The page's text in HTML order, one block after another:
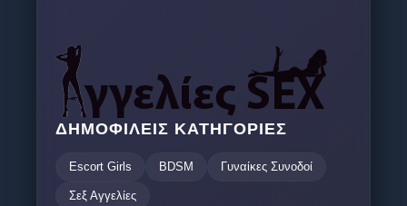
ΔΗΜΟΦΙΛΕΊΣ ΚΑΤΗΓΟΡΊΕΣ
Escort Girls BDSM Γυναίκες Συνοδοί
Σεξ Αγγελίες